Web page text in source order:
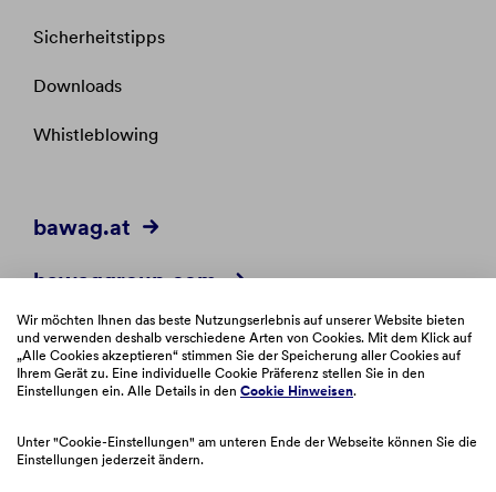
Sicherheitstipps
Downloads
Whistleblowing
bawag.at
bawaggroup.com
easybank.at
easybank.de
Wir möchten Ihnen das beste Nutzungserlebnis auf unserer Website bieten
und verwenden deshalb verschiedene Arten von Cookies. Mit dem Klick auf
„Alle Cookies akzeptieren“ stimmen Sie der Speicherung aller Cookies auf
Ihrem Gerät zu. Eine individuelle Cookie Präferenz stellen Sie in den
Einstellungen ein. Alle Details in den Cookie Hinweisen.
Unter "Cookie-Einstellungen" am unteren Ende der Webseite können Sie die
Einstellungen jederzeit ändern.